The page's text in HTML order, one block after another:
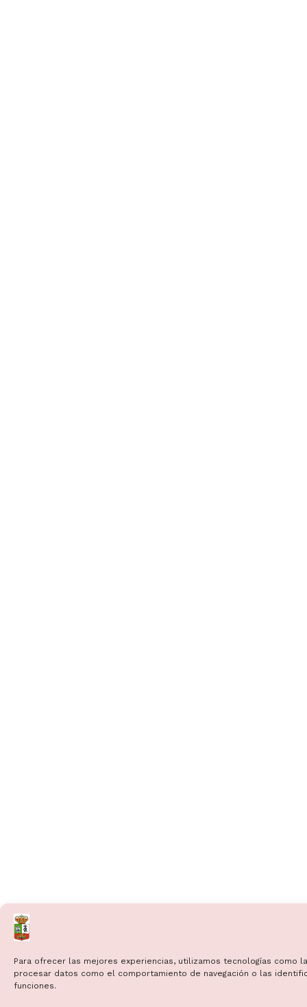
Para ofrecer las mejores experiencias, utilizamos tecnologías
procesar datos como el comportamiento de navegación o las
funciones.